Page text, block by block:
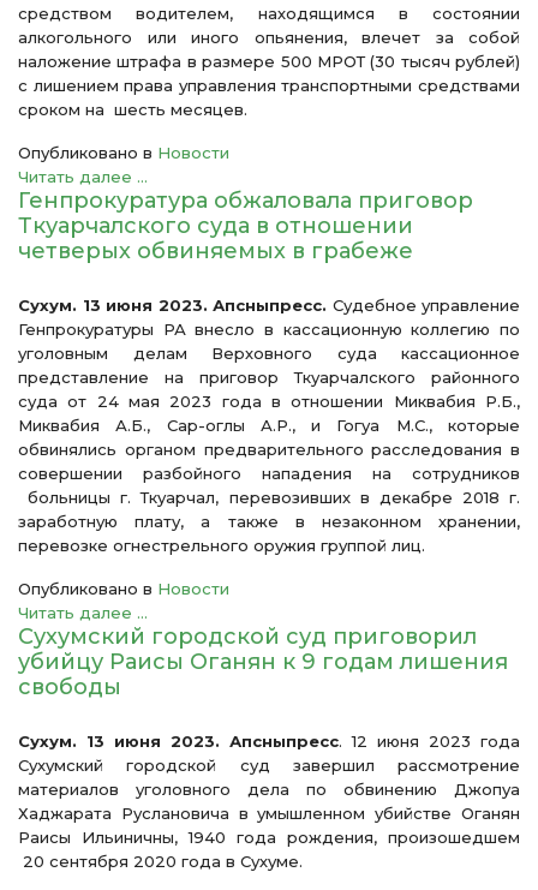
средством водителем, находящимся в состоянии
алкогольного или иного опьянения, влечет за собой
наложение штрафа в размере 500 МРОТ (30 тысяч рублей)
с лишением права управления транспортными средствами
сроком на шесть месяцев.
Опубликовано в Новости
Читать далее ...
Генпрокуратура обжаловала приговор
Ткуарчалского суда в отношении
четверых обвиняемых в грабеже
Сухум. 13 июня 2023. Апсныпресс. Судебное управление
Генпрокуратуры РА внесло в кассационную коллегию по
уголовным делам Верховного суда кассационное
представление на приговор Ткуарчалского районного
суда от 24 мая 2023 года в отношении Миквабия Р.Б.,
Миквабия А.Б., Сар-оглы А.Р., и Гогуа М.С., которые
обвинялись органом предварительного расследования в
совершении разбойного нападения на сотрудников
больницы г. Ткуарчал, перевозивших в декабре 2018 г.
заработную плату, а также в незаконном хранении,
перевозке огнестрельного оружия группой лиц.
Опубликовано в Новости
Читать далее ...
Сухумский городской суд приговорил
убийцу Раисы Оганян к 9 годам лишения
свободы
Сухум. 13 июня 2023. Апсныпресс. 12 июня 2023 года
Сухумский городской суд завершил рассмотрение
материалов уголовного дела по обвинению Джопуа
Хаджарата Руслановича в умышленном убийстве Оганян
Раисы Ильиничны, 1940 года рождения, произошедшем
20 сентября 2020 года в Сухуме.